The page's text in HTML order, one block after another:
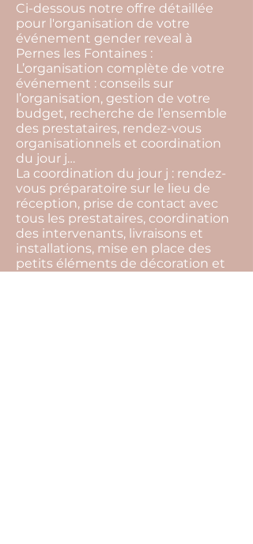
Ci-dessous notre offre détaillée
pour l'organisation de votre
événement gender reveal à
Pernes les Fontaines :
L’organisation complète de votre
événement : conseils sur
l’organisation, gestion de votre
budget, recherche de l’ensemble
des prestataires, rendez-vous
organisationnels et coordination
du jour j…
La coordination du jour j : rendez-
vous préparatoire sur le lieu de
réception, prise de contact avec
tous les prestataires, coordination
des intervenants, livraisons et
installations, mise en place des
petits éléments de décoration et